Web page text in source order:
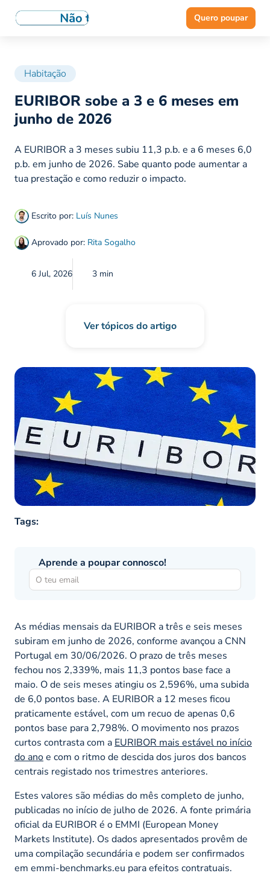
Quero poupar
Habitação
EURIBOR sobe a 3 e 6 meses em
junho de 2026
Escrito por: Luís Nunes
Aprovado por: Rita Sogalho
6 Jul, 2026 3 min
A EURIBOR a 3 meses subiu 11,3 p.b. e a 6 meses 6,0
p.b. em junho de 2026. Sabe quanto pode aumentar a
tua prestação e como reduzir o impacto.
Ver tópicos do artigo
Tags:
Aprende a poupar connosco!
As médias mensais da EURIBOR a três e seis meses
subiram em junho de 2026, conforme avançou a CNN
Portugal em 30/06/2026. O prazo de três meses
fechou nos 2,339%, mais 11,3 pontos base face a
maio. O de seis meses atingiu os 2,596%, uma subida
de 6,0 pontos base. A EURIBOR a 12 meses ficou
praticamente estável, com um recuo de apenas 0,6
pontos base para 2,798%. O movimento nos prazos
curtos contrasta com a EURIBOR mais estável no início
do anoe com o ritmo de descida dos juros dos bancos
centrais registado nos trimestres anteriores.
Estes valores são médias do mês completo de junho,
publicadas no início de julho de 2026. A fonte primária
oficial da EURIBOR é o EMMI (European Money
Markets Institute). Os dados apresentados provêm de
uma compilação secundária e podem ser confirmados
em emmi-benchmarks.eu para efeitos contratuais.